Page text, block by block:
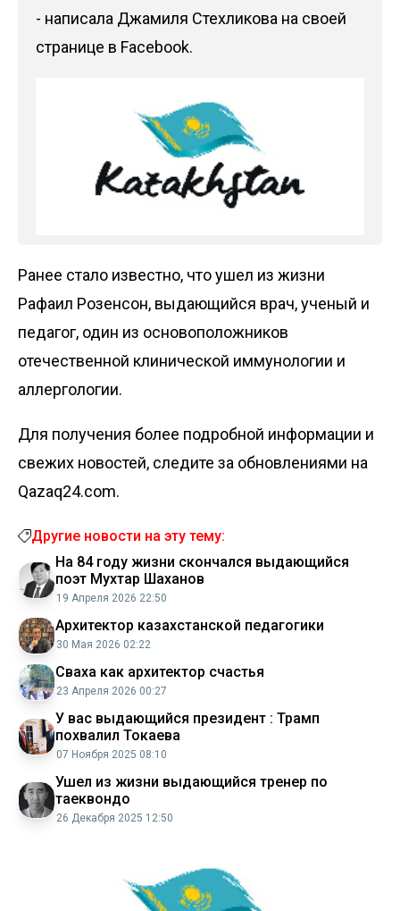
- написала Джамиля Стехликова на своей
странице в Facebook.
Ранее стало известно, чтоушел из жизни
Рафаил Розенсон, выдающийся врач, ученый и
педагог, один из основоположников
отечественной клинической иммунологии и
аллергологии.
Для получения более подробной информации и
свежих новостей, следите за обновлениями на
Qazaq24.com.
Другие новости на эту тему:
На 84 году жизни скончался выдающийся
поэт Мухтар Шаханов
19 Апреля 2026 22:50
Архитектор казахстанской педагогики
30 Мая 2026 02:22
Сваха как архитектор счастья
23 Апреля 2026 00:27
У вас выдающийся президент : Трамп
похвалил Токаева
07 Ноября 2025 08:10
Ушел из жизни выдающийся тренер по
таеквондо
26 Декабря 2025 12:50